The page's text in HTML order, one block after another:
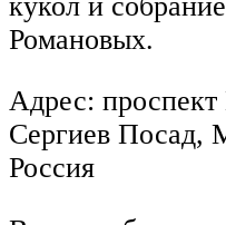
Романовых.
Адрес:
Сергиев Посад,
Россия